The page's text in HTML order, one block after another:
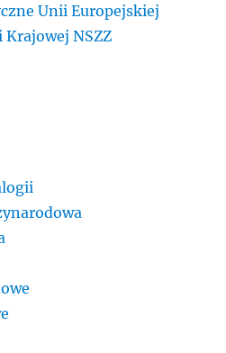
Unii Europejskiej
NSZZ